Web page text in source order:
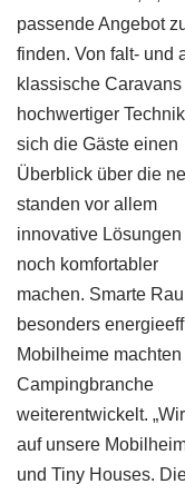
passende Angebot
finden. Von falt- und
klassische
hochwertiger
sich die Gäste einen
Überblick über die
standen vor allem
innovative
noch komfortabler
machen. Smarte
besonders
Mobilheime
Campingbranche
weiterentwickelt.
auf unsere
und Tiny Houses.